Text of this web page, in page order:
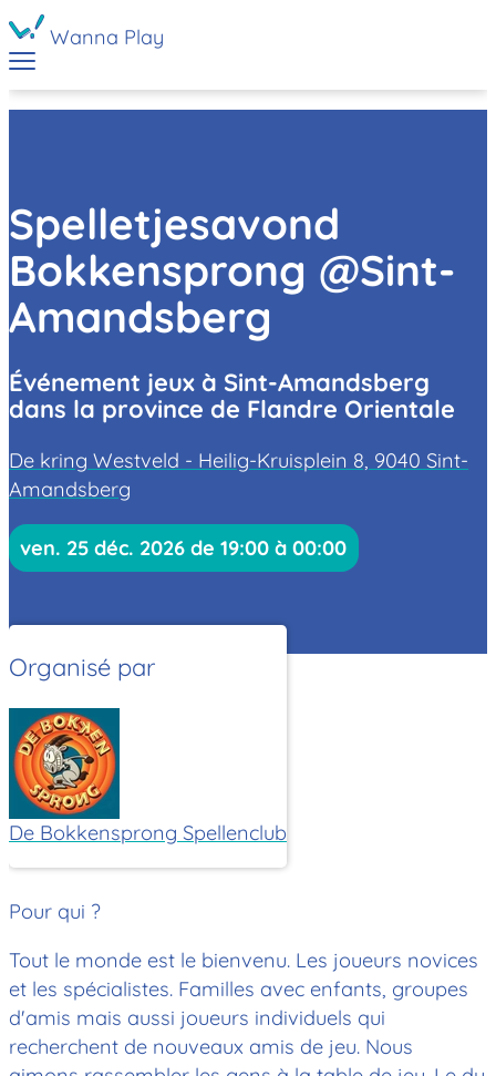
Wanna Play
Spelletjesavond
Bokkensprong @Sint-
Amandsberg
Événement jeux à Sint-Amandsberg
dans la province de Flandre Orientale
De kring Westveld - Heilig-Kruisplein 8, 9040 Sint-
Amandsberg
ven. 25 déc. 2026 de 19:00 à 00:00
Organisé par
De Bokkensprong Spellenclub
Pour qui ?
Tout le monde est le bienvenu. Les joueurs novices
et les spécialistes. Familles avec enfants, groupes
d'amis mais aussi joueurs individuels qui
recherchent de nouveaux amis de jeu. Nous